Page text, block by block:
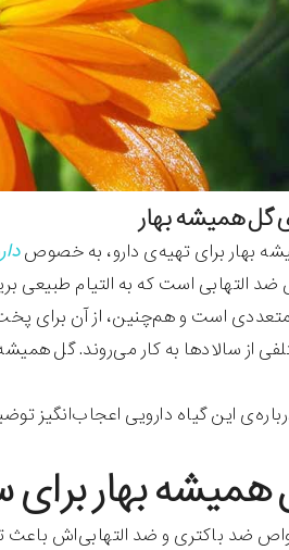
گل همیشه بهار
بهار برای تهیه‌ی دارو، به خصوص
التهابی است که به التیام طبیعی
است و هم‌چنین، از آن برای
از سالادها به کار می‌روند. گل
این گیاه دارویی اعجاب‌انگیز
بهار
ضد باکتری و ضد التهابی‌اش باعث